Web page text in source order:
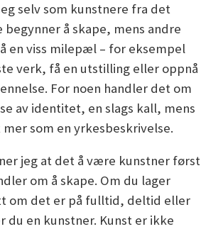
selv som kunstnere fra det
å skape, mens andre
en viss milepæl – for eksempel
verk, få en utstilling eller oppnå
For noen handler det om
av identitet, en slags kall, mens
som en yrkesbeskrivelse.
jeg at det å være kunstner først
om å skape. Om du lager
om det er på fulltid, deltid eller
du en kunstner. Kunst er ikke